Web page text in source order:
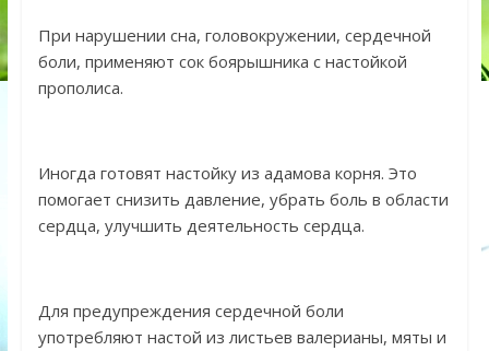
При нарушении сна, головокружении, сердечной
боли, применяют сок боярышника с настойкой
прополиса.
Иногда готовят настойку из адамова корня. Это
помогает снизить давление, убрать боль в области
сердца, улучшить деятельность сердца.
Для предупреждения сердечной боли
употребляют настой из листьев валерианы, мяты и